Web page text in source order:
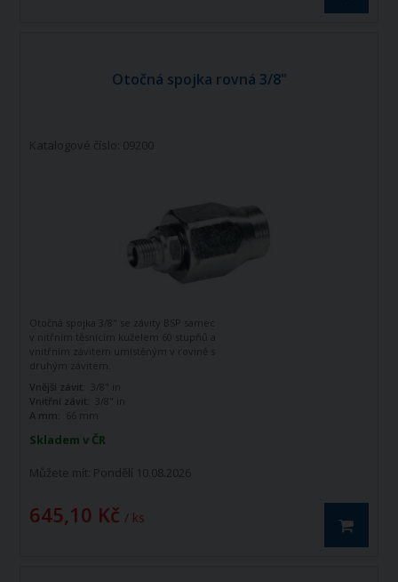
Otočná spojka rovná 3/8"
Katalogové číslo: 09200
Skladem v ČR
Můžete mít: Pondělí 10.08.2026
645,10 Kč / ks
Otočná spojka 3/8" se závity BSP samec
v nitřním těsnícím kuželem 60 stupňů a
vnitřním závitem umístěným v rovině s
druhým závitem.
Vnější závit:
3/8" in
Vnitřní závit:
3/8" in
A mm: 66 mm